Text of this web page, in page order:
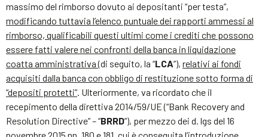
massimo del rimborso dovuto ai depositanti “per testa”,
modificando tuttavia l’elenco puntuale dei rapporti ammessi al
rimborso, qualificabili questi ultimi come i crediti che possono
essere fatti valere nei confronti della banca in liquidazione
coatta amministrativa(di seguito, la “LCA”), relativi ai fondi
acquisiti dalla banca con obbligo di restituzione sotto forma di
“depositi protetti”. Ulteriormente, va ricordato che il
recepimento della direttiva 2014/59/UE (“Bank Recovery and
Resolution Directive” – “BRRD”), per mezzo dei d. lgs del 16